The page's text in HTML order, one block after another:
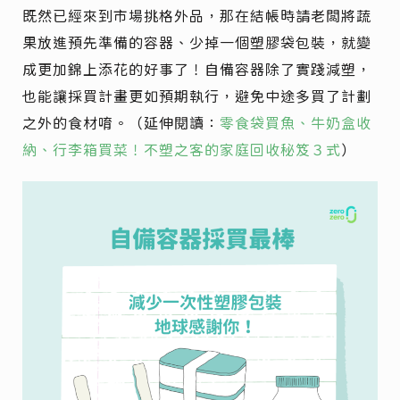
既然已經來到市場挑格外品，那在結帳時請老闆將蔬
果放進預先準備的容器、少掉一個塑膠袋包裝，就變
成更加錦上添花的好事了！自備容器除了實踐減塑，
也能讓採買計畫更如預期執行，避免中途多買了計劃
之外的食材唷。（延伸閱讀： 零食袋買魚、牛奶盒收
納、行李箱買菜！不塑之客的家庭回收秘笈３式）